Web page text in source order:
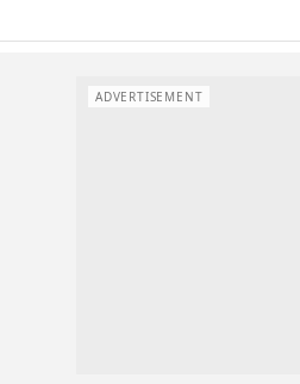
ADVERTISEMENT